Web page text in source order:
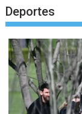
Deportes